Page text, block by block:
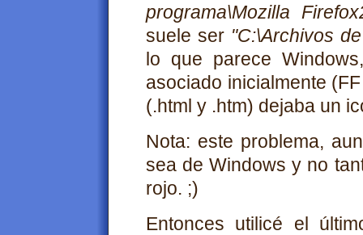
programa\Mozilla
suele ser "C:\Archivos
lo que parece
asociado inicialmente
(.html y .htm) dejaba un
Nota: este problema,
sea de Windows y no
rojo. ;)
Entonces utilicé el